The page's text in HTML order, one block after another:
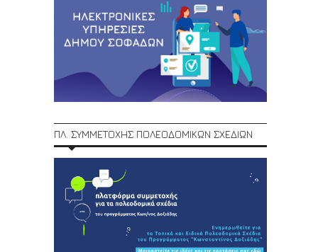
ΠΛ. ΣΥΜΜΕΤΟΧΗΣ ΠΟΛΕΟΔΟΜΙΚΩΝ ΣΧΕΔΙΩΝ